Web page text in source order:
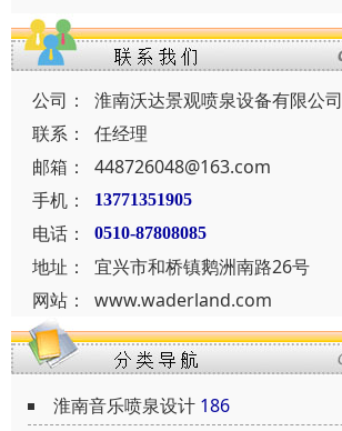
公司：
淮南沃达景观喷泉设备有限公司
联系：
任经理
邮箱：
448726048@163.com
手机：
13771351905
电话： 0510-87808085
地址：
宜兴市和桥镇鹅洲南路26号
网站：
www.waderland.com
淮南音乐喷泉设计 186